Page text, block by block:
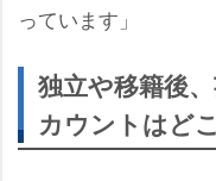
っています」
独立や移籍後
カウントはど